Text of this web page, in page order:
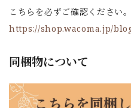
こちらを必ずご確認ください。
https://shop.wacoma.jp/
同梱物について